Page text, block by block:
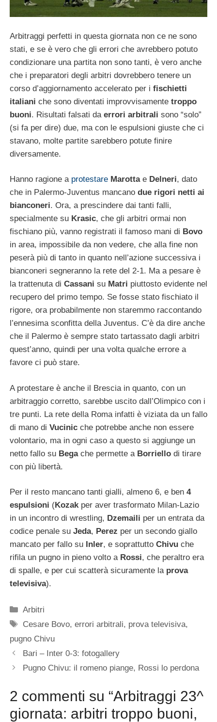
Arbitraggi perfetti in questa giornata non ce ne sono
stati, e se è vero che gli errori che avrebbero potuto
condizionare una partita non sono tanti, è vero anche
che i preparatori degli arbitri dovrebbero tenere un
corso d’aggiornamento accelerato per i fischietti
italiani che sono diventati improvvisamente troppo
buoni. Risultati falsati da errori arbitrali sono “solo”
(si fa per dire) due, ma con le espulsioni giuste che ci
stavano, molte partite sarebbero potute finire
diversamente.
Hanno ragione a protestare Marotta e Delneri, dato
che in Palermo-Juventus mancano due rigori netti ai
bianconeri. Ora, a prescindere dai tanti falli,
specialmente su Krasic, che gli arbitri ormai non
fischiano più, vanno registrati il famoso mani di Bovo
in area, impossibile da non vedere, che alla fine non
peserà più di tanto in quanto nell’azione successiva i
bianconeri segneranno la rete del 2-1. Ma a pesare è
la trattenuta di Cassani su Matri piuttosto evidente nel
recupero del primo tempo. Se fosse stato fischiato il
rigore, ora probabilmente non staremmo raccontando
l’ennesima sconfitta della Juventus. C’è da dire anche
che il Palermo è sempre stato tartassato dagli arbitri
quest’anno, quindi per una volta qualche errore a
favore ci può stare.
A protestare è anche il Brescia in quanto, con un
arbitraggio corretto, sarebbe uscito dall’Olimpico con i
tre punti. La rete della Roma infatti è viziata da un fallo
di mano di Vucinic che potrebbe anche non essere
volontario, ma in ogni caso a questo si aggiunge un
netto fallo su Bega che permette a Borriello di tirare
con più libertà.
Per il resto mancano tanti gialli, almeno 6, e ben 4
espulsioni (Kozak per aver trasformato Milan-Lazio
in un incontro di wrestling, Dzemaili per un entrata da
codice penale su Jeda, Perez per un secondo giallo
mancato per fallo su Inler, e soprattutto Chivu che
rifila un pugno in pieno volto a Rossi, che peraltro era
di spalle, e per cui scatterà sicuramente la prova
televisiva).
Categorie
Arbitri
Tag
Cesare Bovo,errori arbitrali, prova televisiva,
pugno Chivu
Bari – Inter 0-3: fotogallery
Pugno Chivu: il romeno piange, Rossi lo perdona
2 commenti su “Arbitraggi 23^
giornata: arbitri troppo buoni,